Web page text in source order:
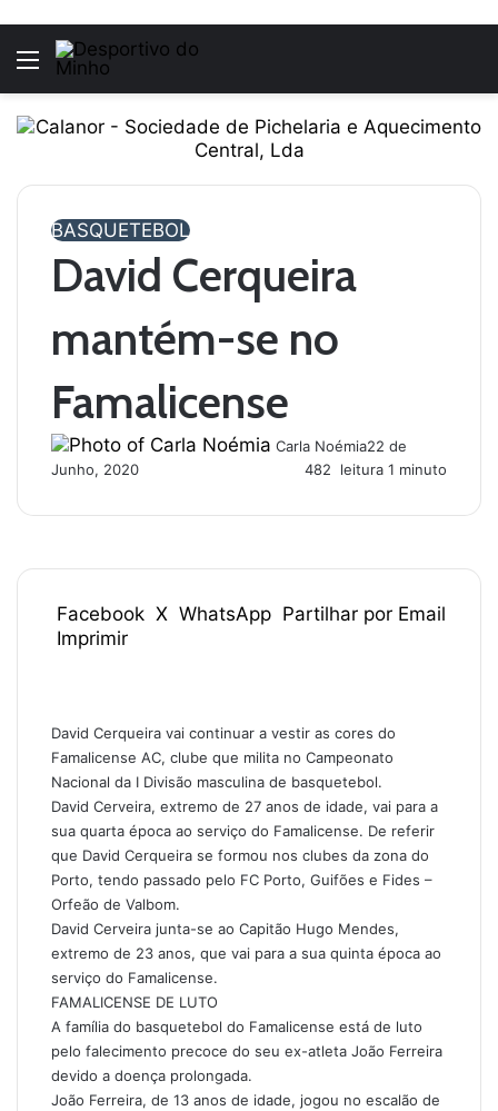
Menu
BASQUETEBOL
David Cerqueira
mantém-se no
Famalicense
Carla Noémia22 de
Junho, 2020
482 leitura 1 minuto
Facebook X WhatsApp Partilhar por Email
Imprimir
David Cerqueira vai continuar a vestir as cores do
Famalicense AC, clube que milita no Campeonato
Nacional da I Divisão masculina de basquetebol.
David Cerveira, extremo de 27 anos de idade, vai para a
sua quarta época ao serviço do Famalicense. De referir
que David Cerqueira se formou nos clubes da zona do
Porto, tendo passado pelo FC Porto, Guifões e Fides –
Orfeão de Valbom.
David Cerveira junta-se ao Capitão Hugo Mendes,
extremo de 23 anos, que vai para a sua quinta época ao
serviço do Famalicense.
FAMALICENSE DE LUTO
A família do basquetebol do Famalicense está de luto
pelo falecimento precoce do seu ex-atleta João Ferreira
devido a doença prolongada.
João Ferreira, de 13 anos de idade, jogou no escalão de